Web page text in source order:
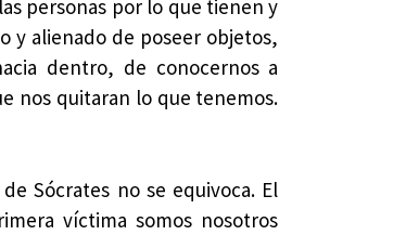
personas por lo que tienen y
y alienado de poseer objetos,
dentro, de conocernos a
nos quitaran lo que tenemos.
Sócrates no se equivoca. El
víctima somos nosotros